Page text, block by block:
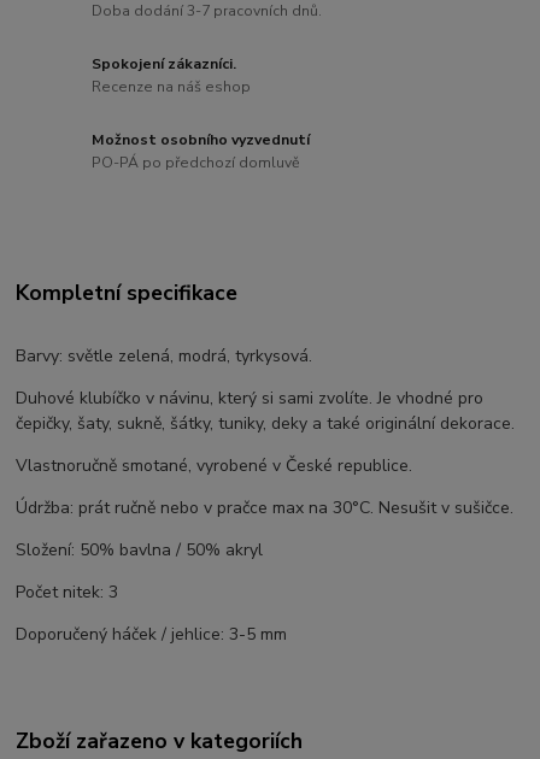
Doba dodání 3-7 pracovních dnů.
Spokojení zákazníci.
Recenze na náš eshop
Možnost osobního vyzvednutí
PO-PÁ po předchozí domluvě
Kompletní specifikace
Barvy: světle zelená, modrá, tyrkysová.
Duhové klubíčko v návinu, který si sami zvolíte. Je vhodné pro
čepičky, šaty, sukně, šátky, tuniky, deky a také originální dekorace.
Vlastnoručně smotané, vyrobené v České republice.
Údržba: prát ručně nebo v pračce max na 30°C. Nesušit v sušičce.
Složení: 50% bavlna / 50% akryl
Počet nitek: 3
Doporučený háček / jehlice: 3-5 mm
Zboží zařazeno v kategoriích